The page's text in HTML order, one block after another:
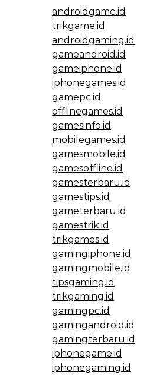
androidgame.id
trikgame.id
androidgaming.id
gameandroid.id
gameiphone.id
iphonegames.id
gamepc.id
offlinegames.id
gamesinfo.id
mobilegames.id
gamesmobile.id
gamesoffline.id
gamesterbaru.id
gamestips.id
gameterbaru.id
gamestrik.id
trikgames.id
gamingiphone.id
gamingmobile.id
tipsgaming.id
trikgaming.id
gamingpc.id
gamingandroid.id
gamingterbaru.id
iphonegame.id
iphonegaming.id